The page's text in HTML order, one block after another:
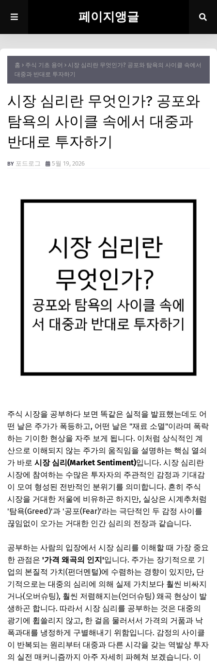
페이지앵글
홈 주식 기초 용어
시장 심리란 무엇인가? 공포와 탐욕의 사이클 속에서
대중과 반대로 투자하기
시장 심리란 무엇인가? 공포와
탐욕의 사이클 속에서 대중과
반대로 투자하기
포드로그 5월 19, 2026
주식 시장을 공부하다 보면 똑같은 실적을 발표했는데도 어
떤 날은 주가가 폭등하고, 어떤 날은 "재료 소멸"이라며 폭락
하는 기이한 현상을 자주 보게 됩니다. 이처럼 상식적인 계
산으로 이해되지 않는 주가의 움직임을 설명하는 핵심 열쇠
가 바로 시장 심리(Market Sentiment)입니다. 시장 심리란
시장에 참여하는 수많은 투자자의 주관적인 감정과 기대감
이 모여 형성된 전반적인 분위기를 의미합니다. 흔히 주식
시장을 거대한 저울에 비유하곤 하지만, 실상은 시계추처럼
'탐욕(Greed)'과 '공포(Fear)'라는 극단적인 두 감정 사이를
끊임없이 오가는 거대한 인간 심리의 전장과 같습니다.
공부하는 사람의 입장에서 시장 심리를 이해할 때 가장 중요
한 관점은 '가격 왜곡의 인지'입니다. 주가는 장기적으로 기
업의 본질적 가치(펀더멘털)에 수렴하는 경향이 있지만, 단
기적으로는 대중의 심리에 의해 실제 가치보다 훨씬 비싸지
거나(오버슈팅), 훨씬 저렴해지는(언더슈팅) 왜곡 현상이 발
생하곤 합니다. 따라서 시장 심리를 공부하는 것은 대중의
광기에 휩쓸리지 않고, 한 걸음 물러서서 가격의 거품과 낙
폭과대를 냉정하게 구별해내기 위함입니다. 감정의 사이클
이 반복되는 원리부터 대중과 다른 시각을 갖는 역발상 투자
의 실전 매커니즘까지 아주 자세히 파헤쳐 보겠습니다. 이